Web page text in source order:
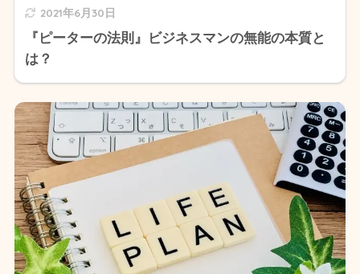
2021年6月30日
『ピーターの法則』ビジネスマンの無能の本質と
は？